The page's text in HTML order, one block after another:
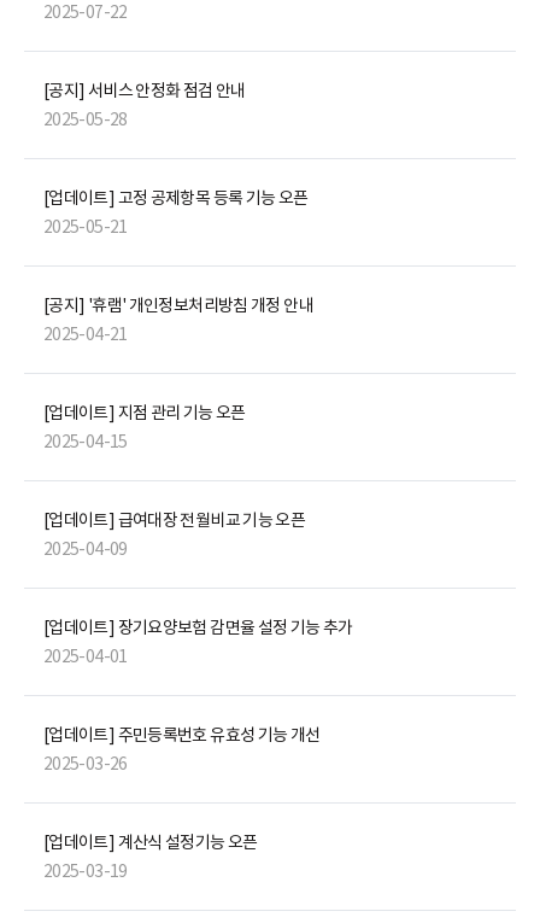
2025-07-22
[공지] 서비스 안정화 점검 안내
2025-05-28
[업데이트] 고정 공제항목 등록 기능 오픈
2025-05-21
[공지] '휴램' 개인정보처리방침 개정 안내
2025-04-21
[업데이트] 지점 관리 기능 오픈
2025-04-15
[업데이트] 급여대장 전월비교 기능 오픈
2025-04-09
[업데이트] 장기요양보험 감면율 설정 기능 추가
2025-04-01
[업데이트] 주민등록번호 유효성 기능 개선
2025-03-26
[업데이트] 계산식 설정기능 오픈
2025-03-19